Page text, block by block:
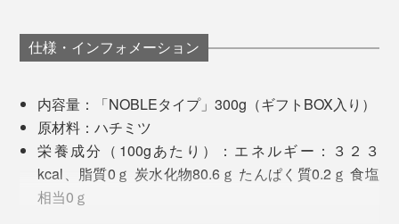
九州大学との共同研究では、黄色ブドウ球菌、大腸菌、
歯周病菌に対する「増殖阻害効果」が認められていま
物。コク深い複雑な味わいなのに、不思議なくらいさっ
ぱりとした甘さで、カラダにす〜っとしみ込む感覚。
これが、ジョージアのミツバチがせっせと巣に運んで、
採蜜家が苦労しながら収穫したものだと考えると、あり
がたみが増してさらにおいしく感じます。
仕様・インフォメーション
内容量：「NOBLEタイプ」300g（ギフトBOX入り）
原材料：ハチミツ
栄養成分（100gあたり）：エネルギー：３２３
kcal、脂質0ｇ 炭水化物80.6ｇ たんぱく質0.2ｇ 食塩
相当0ｇ